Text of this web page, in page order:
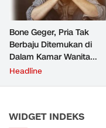
Bone Geger, Pria Tak
Berbaju Ditemukan di
Dalam Kamar Wanita
Bersuami
Headline
WIDGET INDEKS